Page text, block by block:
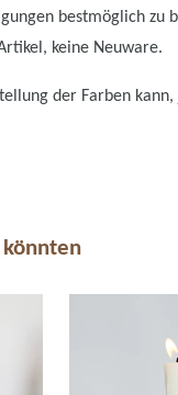
bestmöglich zu
keine Neuware.
der Farben